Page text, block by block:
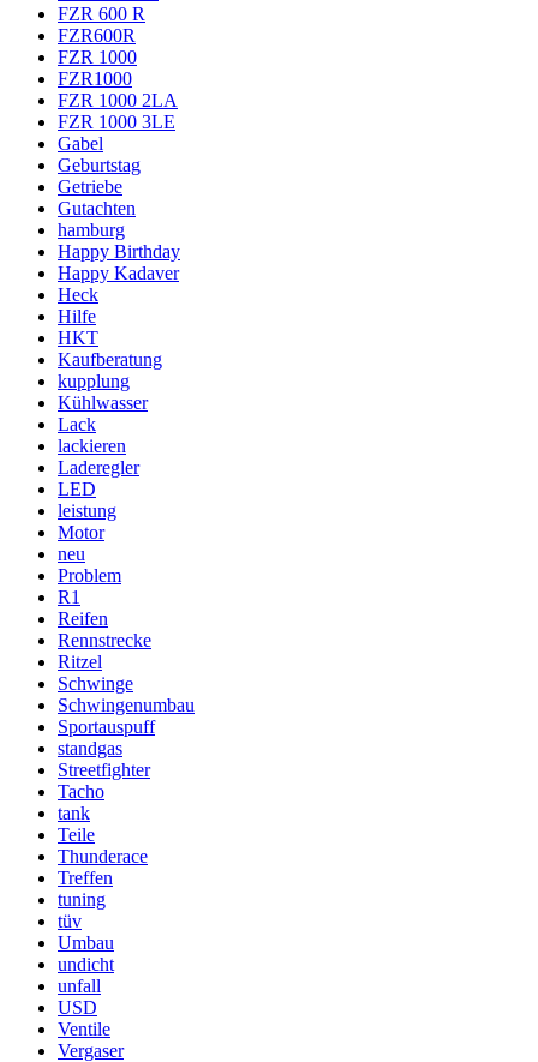
FZR 600 R
FZR600R
FZR 1000
FZR1000
FZR 1000 2LA
FZR 1000 3LE
Gabel
Geburtstag
Getriebe
Gutachten
hamburg
Happy Birthday
Happy Kadaver
Heck
Hilfe
HKT
Kaufberatung
kupplung
Kühlwasser
Lack
lackieren
Laderegler
LED
leistung
Motor
neu
Problem
R1
Reifen
Rennstrecke
Ritzel
Schwinge
Schwingenumbau
Sportauspuff
standgas
Streetfighter
Tacho
tank
Teile
Thunderace
Treffen
tuning
tüv
Umbau
undicht
unfall
USD
Ventile
Vergaser